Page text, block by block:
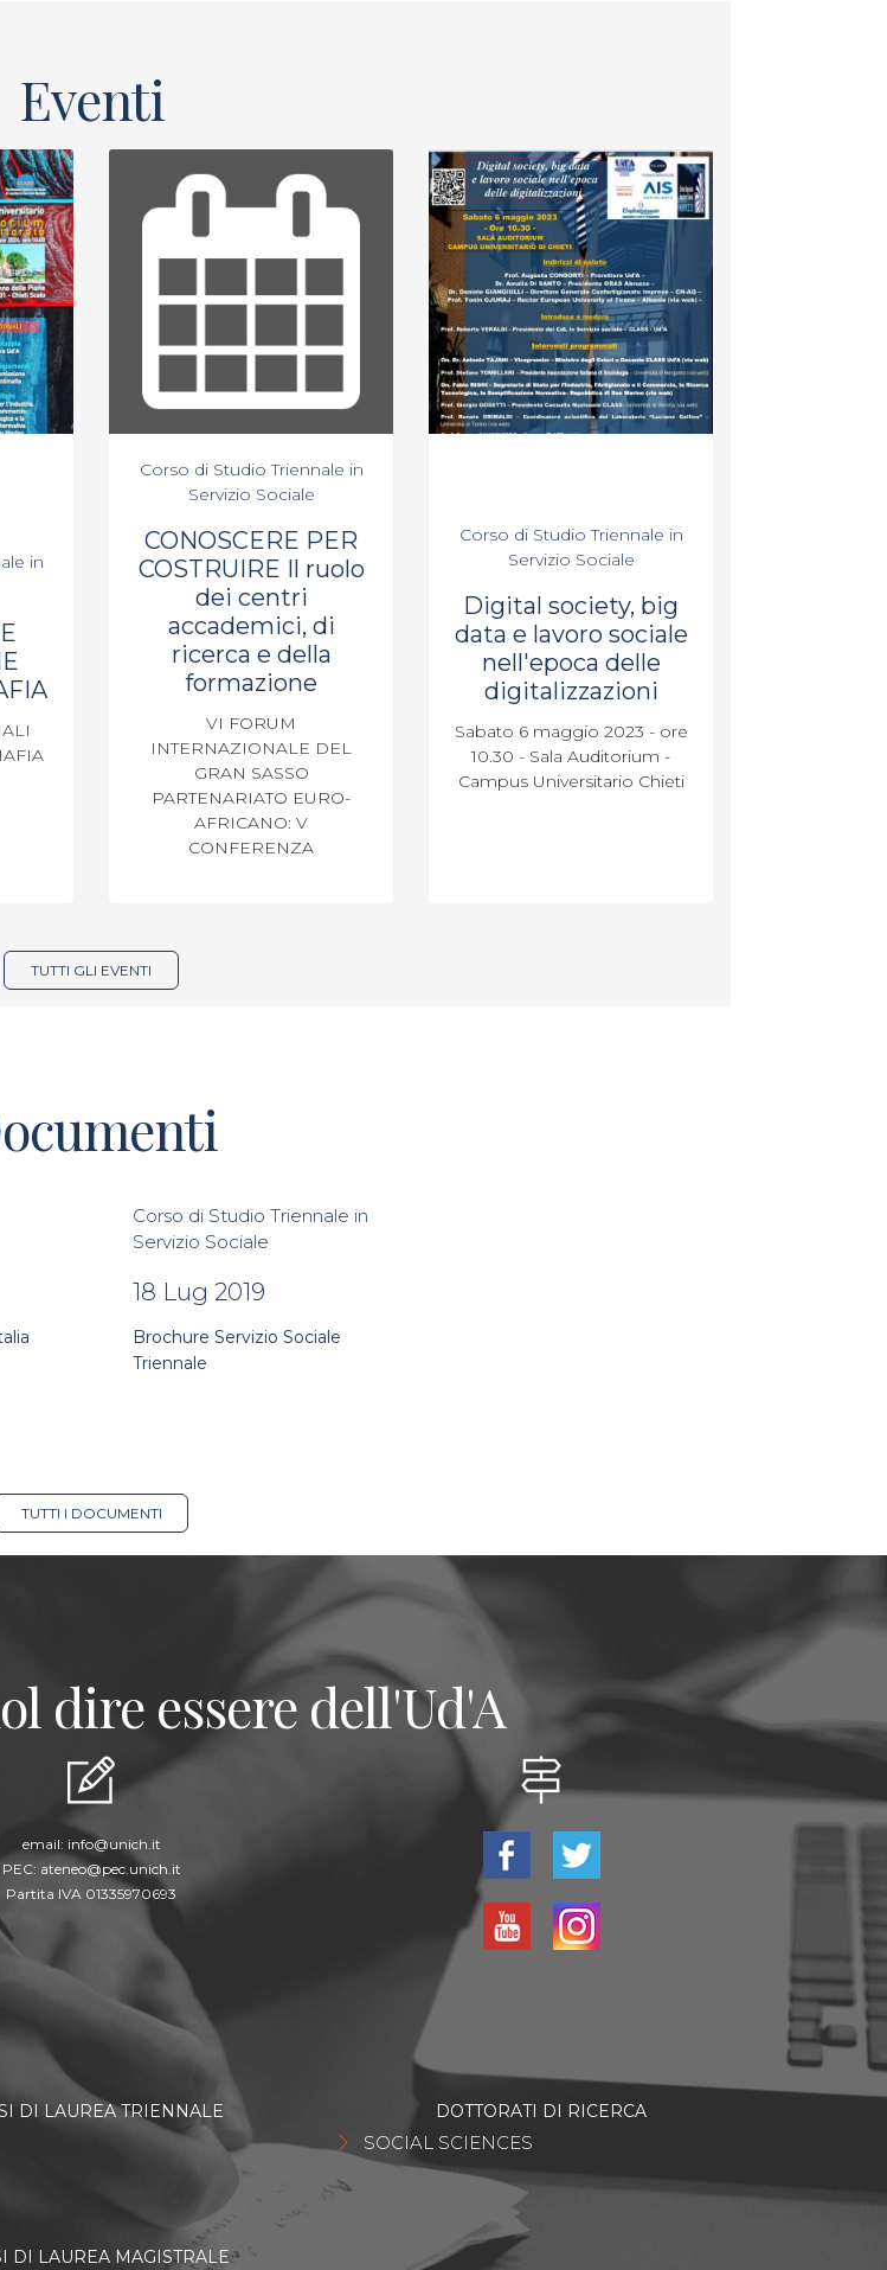
Eventi
in
Corso di Studio Triennale in
Servizio Sociale
CONOSCERE PER
COSTRUIRE Il ruolo
dei centri
accademici, di
ricerca e della
formazione
VI FORUM
INTERNAZIONALE DEL
GRAN SASSO
PARTENARIATO EURO-
AFRICANO: V
CONFERENZA
Corso di Studio Triennale in
Servizio Sociale
Digital society, big
data e lavoro sociale
nell'epoca delle
digitalizzazioni
Sabato 6 maggio 2023 - ore
10.30 - Sala Auditorium -
Campus Universitario Chieti
TUTTI GLI EVENTI
Corso di Studio Triennale in
Servizio Sociale
18 Lug 2019
Brochure Servizio Sociale
Triennale
TUTTI I DOCUMENTI
dire essere dell'Ud'A
email: info@unich.it
PEC: ateneo@pec.unich.it
Partita IVA 01335970693
DI LAUREA TRIENNALE
DI LAUREA MAGISTRALE
DOTTORATI DI RICERCA
SOCIAL SCIENCES